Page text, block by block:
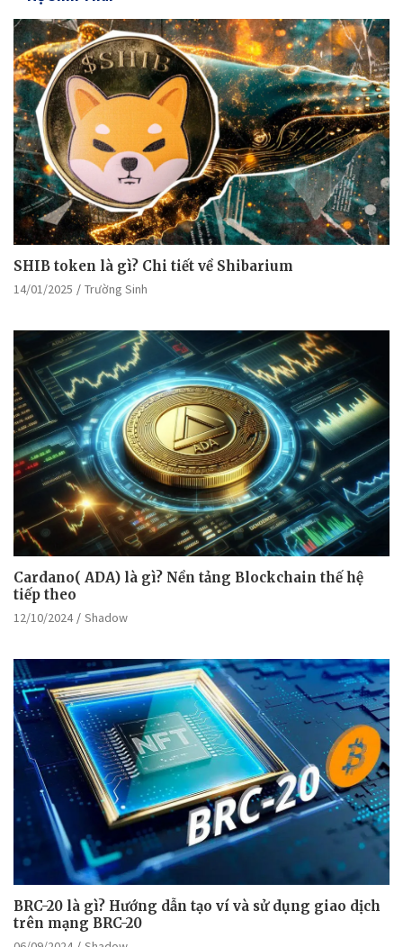
SHIB token là gì? Chi tiết về Shibarium
14/01/2025 Trường Sinh
Cardano( ADA) là gì? Nền tảng Blockchain thế hệ
tiếp theo
12/10/2024 Shadow
BRC-20 là gì? Hướng dẫn tạo ví và sử dụng giao dịch
trên mạng BRC-20